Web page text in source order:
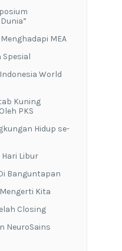
MEA
Spesial
World
Kuning
PKS
Hidup se-
Hari Libur
Banguntapan
Kita
Closing
NeuroSains